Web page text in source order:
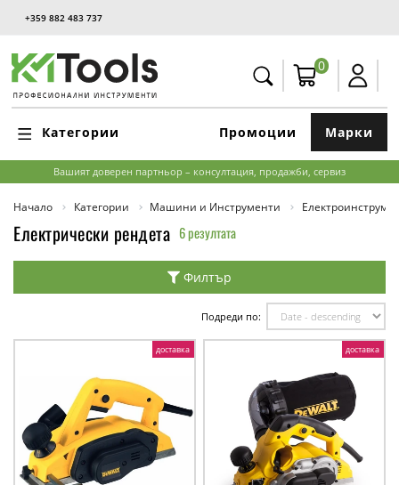
+359 882 483 737
0
Категории Марки
Промоции
Вашият доверен партньор – консултация, продажби, сервиз
Начало Категории Машини и Инструменти
Електрически рендета 6 резултата
Филтър
Подреди по:
доставка доставка